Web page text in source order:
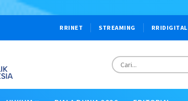
RRINET STREAMING RRIDIGITAL